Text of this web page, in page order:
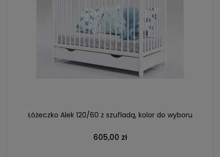
Łóżeczko Alek 120/60 z szufladą, kolor do wyboru
605,00 zł
DO KOSZYKA